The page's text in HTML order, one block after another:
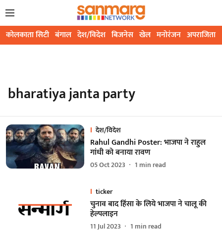
कोलकाता सिटी बंगाल देश/विदेश बिजनेस खेल मनोरंजन अपराजिता
bharatiya janta party
देश/विदेश
Rahul Gandhi Poster: भाजपा ने राहुल
गांधी को बनाया रावण
05 Oct 2023 1 min read
ticker
चुनाव बाद हिंसा के लिये भाजपा ने चालू की
हेल्पलाइन
11 Jul 2023 1 min read